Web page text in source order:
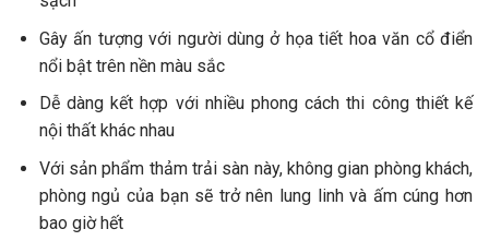
Gây ấn tượng với người dùng ở họa tiết hoa văn cổ điển
nổi bật trên nền màu sắc
Dễ dàng kết hợp với nhiều phong cách thi công thiết kế
nội thất khác nhau
Với sản phẩm thảm trải sàn này, không gian phòng khách,
phòng ngủ của bạn sẽ trở nên lung linh và ấm cúng hơn
bao giờ hết